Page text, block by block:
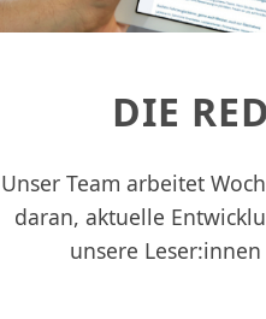
DIE
Unser Team arbeitet
daran, aktuelle
unsere